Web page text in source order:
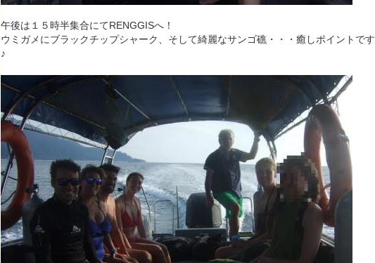
午後は１５時半集合にてRENGGISへ！
ウミガメにブラックチップシャーク、そして綺麗なサンゴ礁・・・癒しポイントです
♪